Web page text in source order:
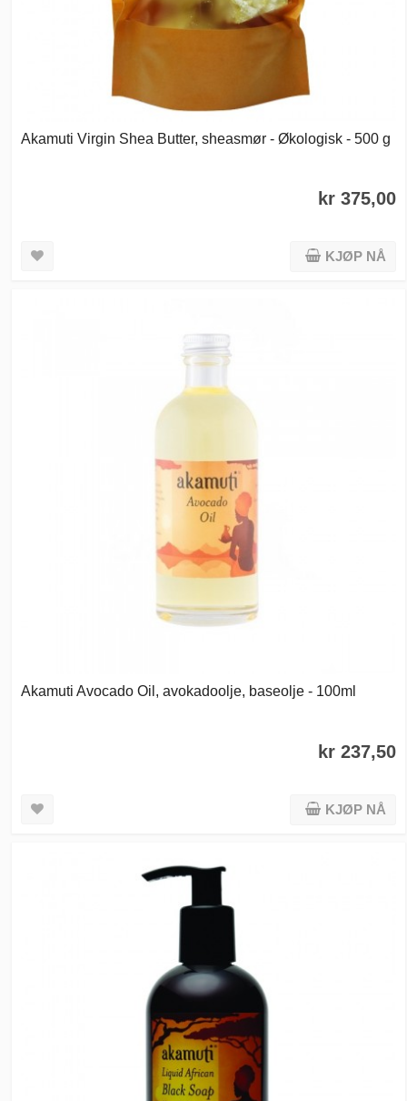
Akamuti Virgin Shea Butter, sheasmør - Økologisk - 500 g
kr 375,00
KJØP NÅ
Akamuti Avocado Oil, avokadoolje, baseolje - 100ml
kr 237,50
KJØP NÅ